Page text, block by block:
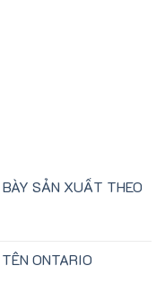
SẢN XUẤT THEO
ONTARIO